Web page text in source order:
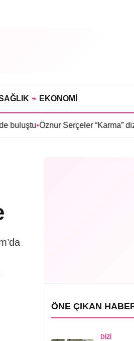
⌁ EKONOMİ
Öznur Serçeler “Karma” dizisinde
ÖNE ÇIKAN
DIZI